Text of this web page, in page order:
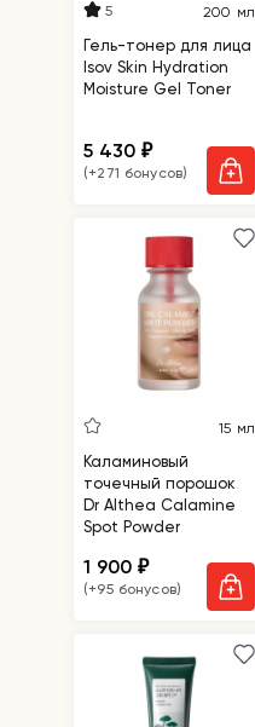
5 200 мл
Гель-тонер для лица
Isov Skin Hydration
Moisture Gel Toner
5 430₽
(+271 бонусов)
15 мл
Каламиновый
точечный порошок
Dr Althea Calamine
Spot Powder
1 900₽
(+95 бонусов)